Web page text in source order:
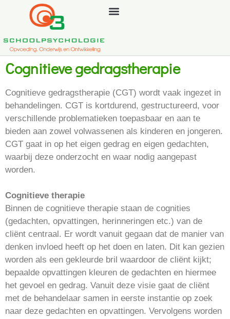
Cognitieve gedragstherapie
Cognitieve gedragstherapie (CGT) wordt vaak ingezet in
behandelingen. CGT is kortdurend, gestructureerd, voor
verschillende problematieken toepasbaar en aan te
bieden aan zowel volwassenen als kinderen en jongeren.
CGT gaat in op het eigen gedrag en eigen gedachten,
waarbij deze onderzocht en waar nodig aangepast
worden.
Cognitieve therapie
Binnen de cognitieve therapie staan de cognities
(gedachten, opvattingen, herinneringen etc.) van de
cliënt centraal. Er wordt vanuit gegaan dat de manier van
denken invloed heeft op het doen en laten. Dit kan gezien
worden als een gekleurde bril waardoor de cliënt kijkt;
bepaalde opvattingen kleuren de gedachten en hiermee
het gevoel en gedrag. Vanuit deze visie gaat de cliënt
met de behandelaar samen in eerste instantie op zoek
naar deze gedachten en opvattingen. Vervolgens worden